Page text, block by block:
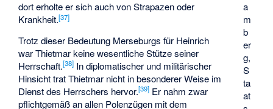
a
m
b
er
g,
S
ta
at
dort erholte er sich auch von Strapazen oder
Krankheit.[37]
Trotz dieser Bedeutung Merseburgs für Heinrich
war Thietmar keine wesentliche Stütze seiner
Herrschaft.[38] In diplomatischer und militärischer
Hinsicht trat Thietmar nicht in besonderer Weise im
Dienst des Herrschers hervor.[39] Er nahm zwar
pflichtgemäß an allen Polenzügen mit dem